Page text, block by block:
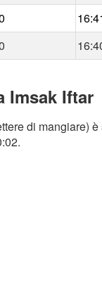
Imsak Iftar
di mangiare)